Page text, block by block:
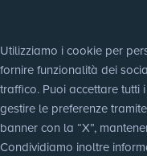
Utilizziamo i cookie per
fornire funzionalità dei
traffico. Puoi accettare tutti
gestire le preferenze
banner con la “X”,
Condividiamo inoltre